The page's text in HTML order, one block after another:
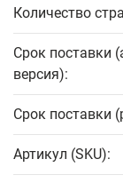
Количество
Срок поставки
версия):
Срок поставки
Артикул (SKU):